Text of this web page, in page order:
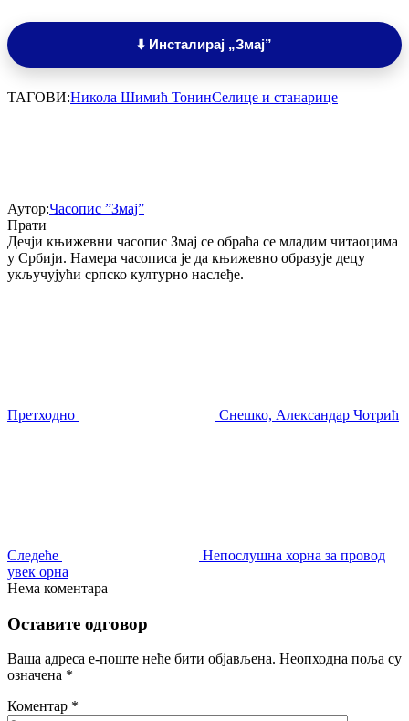
⬇️ Инсталирај „Змај”
ТАГОВИ:Никола Шимић ТонинСелице и станарице
Аутор:Часопис ”Змај”
Прати
Дечји књижевни часопис Змај се обраћа се младим читаоцима
у Србији. Намера часописа је да књижевно образује децу
укључујући српско културно наслеђе.
Претходно Снешко, Александар Чотрић
Следеће
Непослушна хорна за провод
увек орна
Нема коментара
Оставите одговор
Ваша адреса е-поште неће бити објављена. Неопходна поља су
означена *
Коментар *